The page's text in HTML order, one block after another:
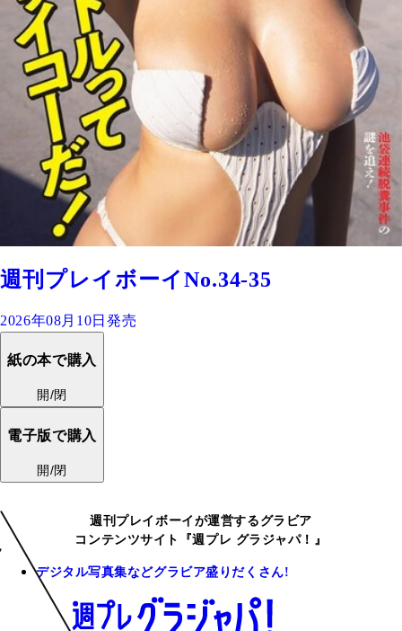
週刊プレイボーイNo.34-35
2026年08月10日発売
紙の本で購入
開/閉
電子版で購入
開/閉
週刊プレイボーイが運営するグラビア
コンテンツサイト『週プレ グラジャパ！』
デジタル写真集などグラビア盛りだくさん!